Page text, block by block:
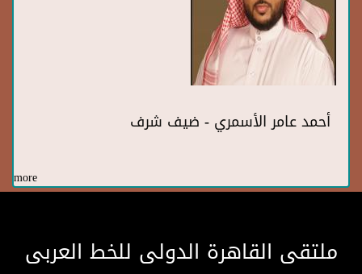
أحمد عامر الأسمري - ضيف شرف
more
ملتقى القاهرة الدولى للخط العربى